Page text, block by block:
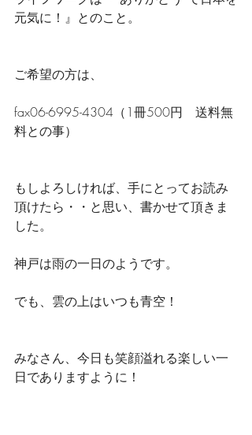
元気に！』とのこと。
ご希望の方は、
fax06-6995-4304（1冊500円　送料無
料との事）
もしよろしければ、手にとってお読み
頂けたら・・と思い、書かせて頂きま
した。
神戸は雨の一日のようです。
でも、雲の上はいつも青空！
みなさん、今日も笑顔溢れる楽しい一
日でありますように！